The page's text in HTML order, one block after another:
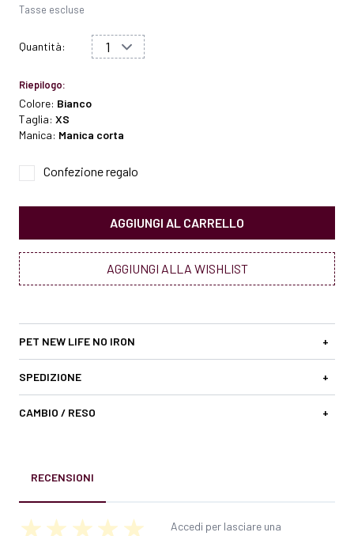
Tasse escluse
Quantità:
Riepilogo:
Colore: Bianco
Taglia: XS
Manica: Manica corta
Confezione regalo
AGGIUNGI AL CARRELLO
AGGIUNGI ALLA WISHLIST
PET NEW LIFE NO IRON +
SPEDIZIONE +
CAMBIO / RESO +
RECENSIONI
Accedi per lasciare una